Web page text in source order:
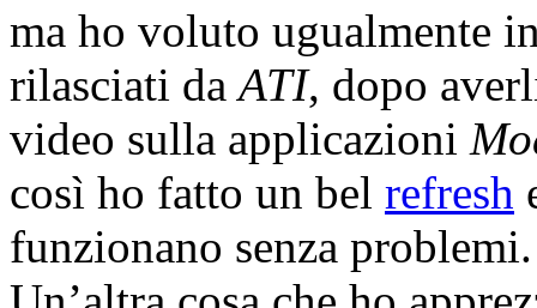
ma ho voluto ugualmente
rilasciati daATI, dopo
video sulla applicazioni
così ho fatto un bel refresh
funzionano senza problemi.